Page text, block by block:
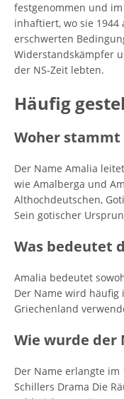
festgenommen und
inhaftiert, wo sie 1944
erschwerten
Widerstandskämpfer
der NS-Zeit lebten.
Häufig
Woher stammt
Der Name Amalia
wie Amalberga und
Althochdeutschen,
Sein gotischer
Was bedeutet
Amalia bedeutet
Der Name wird häufig
Griechenland
Wie wurde der
Der Name erlangte
Schillers Drama Die